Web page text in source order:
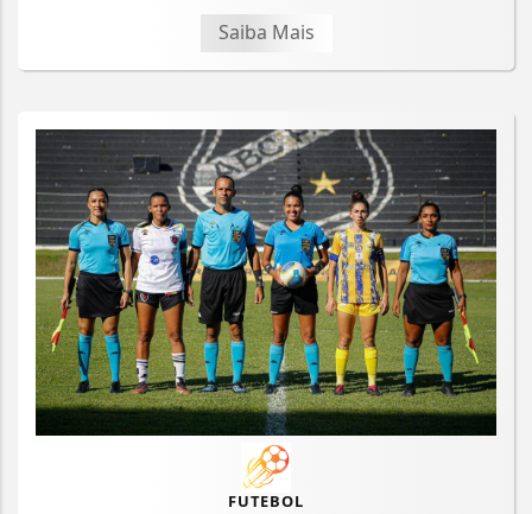
Saiba Mais
FUTEBOL